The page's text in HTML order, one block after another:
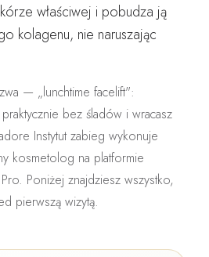
właściwej i pobudza ją
kolagenu, nie naruszając
— „lunchtime facelift":
bez śladów i wracasz
Instytut zabieg wykonuje
kosmetolog na platformie
Poniżej znajdziesz wszystko,
pierwszą wizytą.